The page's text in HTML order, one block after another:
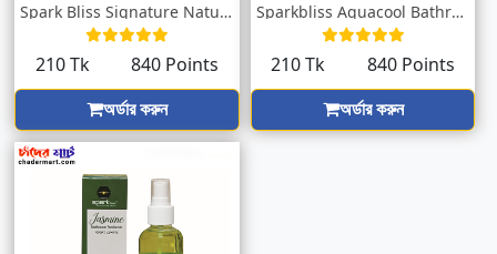
Spark Bliss Signature Natural Bathroom F...
210 Tk
840 Points
অর্ডার করুন
Sparkbliss Aquacool Bathroom Freshner 20...
210 Tk
840 Points
অর্ডার করুন